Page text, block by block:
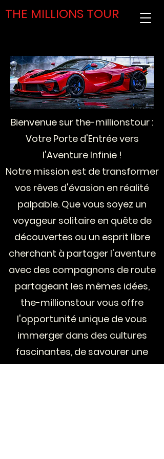
THE MILLIONS TOUR
Bienvenue sur the-millionstour :
Votre Porte d'Entrée vers
l'Aventure Infinie !
Notre mission est de transformer
vos rêves d'évasion en réalité
palpable. Que vous soyez un
voyageur solitaire en quête de
découvertes ou un esprit libre
cherchant à partager l'aventure
avec des compagnons de route
partageant les mêmes idées,
the-millionstour vous offre
l'opportunité unique de vous
immerger dans des cultures
fascinantes, de savourer une
gastronomie exquise et de créer